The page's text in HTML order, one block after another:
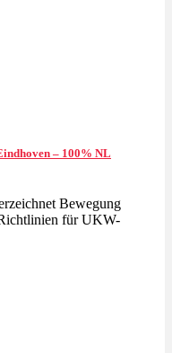
– 100% NL
Bewegung
für UKW-